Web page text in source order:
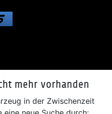
mehr vorhanden
in der Zwischenzeit